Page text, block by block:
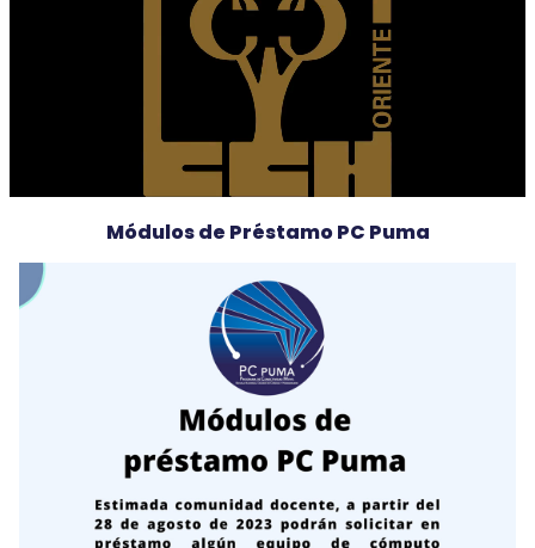
Módulos de Préstamo PC Puma